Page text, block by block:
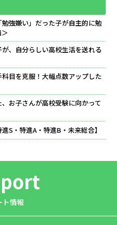
強嫌い」だった子が自主的に勉
、自分らしい高校生活を送れる
科目を克服！大幅点数アップした
お子さんが高校受験に向かって
・特進A・特進B・未来総合】
ト情報